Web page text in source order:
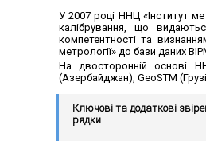
У 2007 році ННЦ «Інститут
калібрування, що
компетентності та
метрології» до бази даних
На двосторонній основі
(Азербайджан), GeoSTM
Ключові та додаткові
рядки